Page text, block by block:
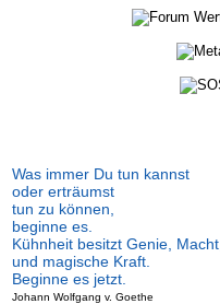
Was immer Du tun kannst
oder erträumst
tun zu können,
beginne es.
Kühnheit besitzt Genie, Macht,
und magische Kraft.
Beginne es jetzt.
Johann Wolfgang v. Goethe